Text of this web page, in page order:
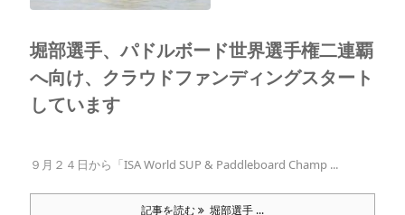
堀部選手、パドルボード世界選手権二連覇
へ向け、クラウドファンディングスタート
しています
９月２４日から「ISA World SUP & Paddleboard Champ ...
記事を読む 堀部選手 ...